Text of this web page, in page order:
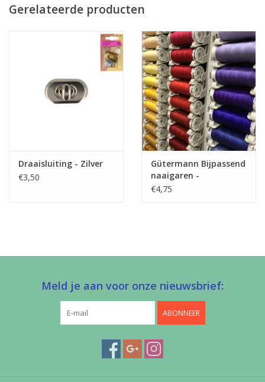
Maat: #5 (tandbreedte van 6mm)
Spiraalkleur: zilver - nikkel
Wil je graag trekkers bij de rits ontvangen, dan kan uhierkijken
Gerelateerde producten
Draaisluiting - Zilver
€3,50
Gütermann Bijpassend
naaigaren -
Allesnaaigaren 200m
€4,75
Meld je aan voor onze nieuwsbrief:
ABONNEER